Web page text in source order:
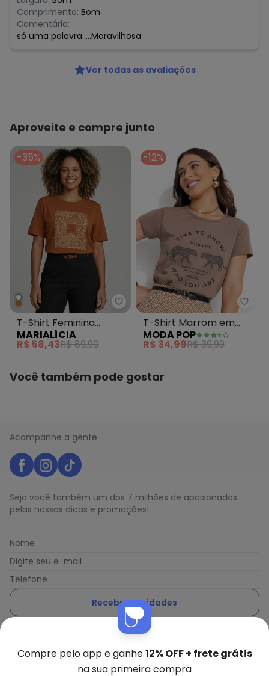
Comprimento: Bom
Comentário:
só uma palavra.....Maravilhosa
Ver todas as avaliações
Aproveite e compre junto
-35%
Marialícia - T-Shirt Feminina
T-Shirt Feminina
Regular Metalizada
Marrom
MARIALÍCIA
R$ 58,43R$ 89,90
-12%
T-Shirt Marrom em
Malha de Algodão
MODA POP
R$ 34,99R$ 39,99
Você também pode gostar
Acompanhe a gente
Seja você também um dos 7 milhões de apaixonados
pelas nossas dicas e promoções!
Nome
Digite seu e-mail
Telefone
Receber novidades
Ao enviar o cadastro, você concorda com a nossa
Compre pelo app e ganhe12% OFF + frete grátis
na sua primeira compra